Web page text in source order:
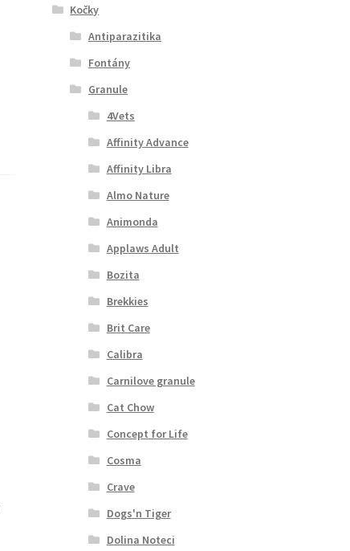
Kočky
Antiparazitika
Fontány
Granule
4Vets
Affinity Advance
Affinity Libra
Almo Nature
Animonda
Applaws Adult
Bozita
Brekkies
Brit Care
Calibra
Carnilove granule
Cat Chow
Concept for Life
Cosma
Crave
Dogs'n Tiger
Dolina Noteci